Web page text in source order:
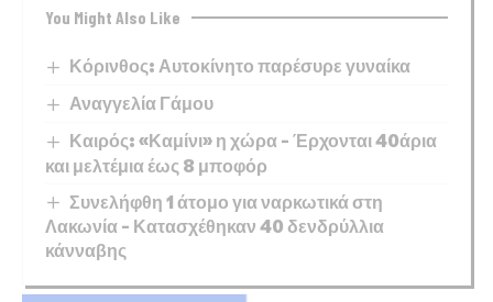
You Might Also Like
Κόρινθος: Αυτοκίνητο παρέσυρε γυναίκα
Αναγγελία Γάμου
Καιρός: «Καμίνι» η χώρα – Έρχονται 40άρια
και μελτέμια έως 8 μποφόρ
Συνελήφθη 1 άτομο για ναρκωτικά στη
Λακωνία – Κατασχέθηκαν 40 δενδρύλλια
κάνναβης